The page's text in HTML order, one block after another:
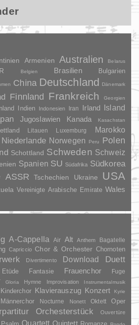
Armenien Australien Belarus
Belgien Brasilien Bulgarien
China Deutschland Dänemark
Finnland Frankreich
Georgien
Indien Indonesien Iran Irland
Island
Jugoslawien Kanada Kasachstan
Litauen Luxemburg Marokko
Niederlande Norwegen Peru
Polen
Schottland Schweden Schweiz
Spanien SU Südafrika Südkorea
ASSR Tschechien Ukraine USA
Vereinigte Arabische Emirate Wales
A-Cappella Air Alt Anthem Bagatelle
Capriccio Chor & Orchester Chornoten
Divertimento Download
Duett
Etüde Fantasie Frauenchor Fuge
Gloria Hymne Improvisation Instrumentalmusik
Kinderchor Klavierauszug Konzert Kyrie
Männerchor Nocturne Nonett Oktett Oper
Orchesterstück Ouvertüre
Quartett Quintett